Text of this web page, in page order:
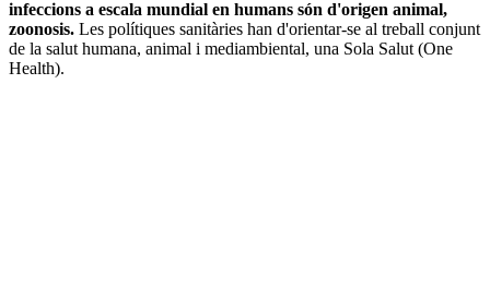
infeccions a escala mundial en humans són d'origen animal,
zoonosis. Les polítiques sanitàries han d'orientar-se al treball conjunt
de la salut humana, animal i mediambiental, una Sola Salut (One
Health).